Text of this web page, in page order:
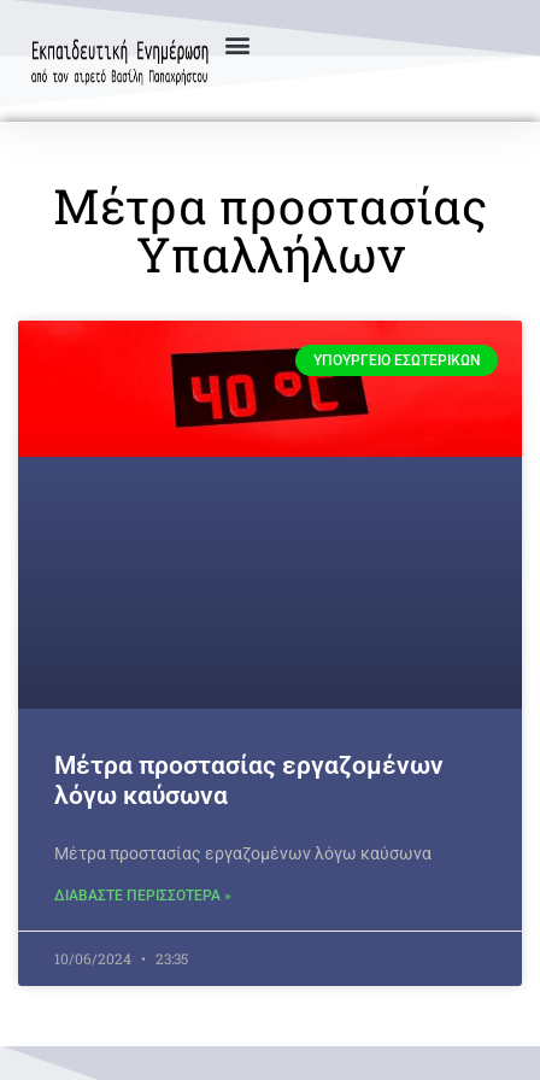
Μέτρα προστασίας
Υπαλλήλων
ΥΠΟΥΡΓΕΊΟ ΕΣΩΤΕΡΙΚΏΝ
Μέτρα προστασίας εργαζομένων
λόγω καύσωνα
Μέτρα προστασίας εργαζομένων λόγω καύσωνα
ΔΙΑΒΑΣΤΕ ΠΕΡΙΣΣΟΤΕΡΑ »
10/06/2024 23:35